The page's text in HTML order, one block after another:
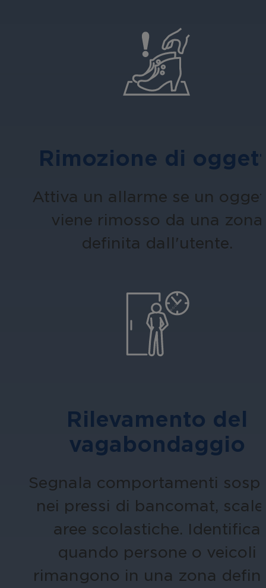
Rimozione di
Attiva un allarme se un
viene rimosso da una zona
definita dall'utente.
Rilevamento del
vagabondaggio
Segnala comportamenti
nei pressi di bancomat,
aree scolastiche. Identifica
quando persone o veicoli
rimangono in una zona